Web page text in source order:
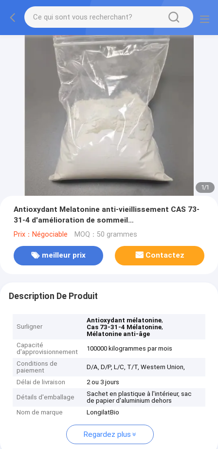
1/1
Antioxydant Melatonine anti-vieillissement CAS 73-
31-4 d'amélioration de sommeil
d'approvisionnement
Prix：Négociable MOQ：50 grammes
meilleur prix Contactez
Description De Produit
Surligner
Antioxydant mélatonine,
Cas 73-31-4 Mélatonine,
Mélatonine anti-âge
Capacité
d'approvisionnement
100000 kilogrammes par mois
Conditions de
paiement
D/A, D/P, L/C, T/T, Western Union,
Délai de livraison 2 ou 3 jours
Détails d'emballage
Sachet en plastique à l'intérieur, sac
de papier d'aluminium dehors
Nom de marque
LongilatBio
Regardez plus